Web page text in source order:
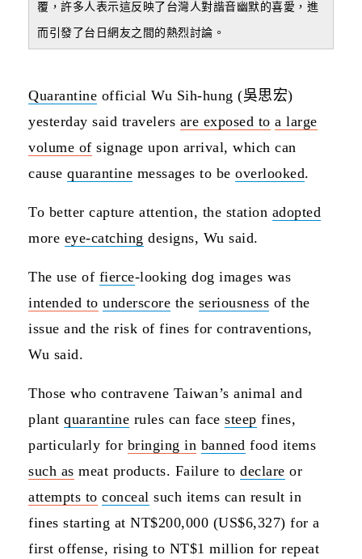
覆，許多人表示這反映了台灣人對諧音幽默的喜愛，進
而引發了台日網友之間的熱烈討論。
Quarantine official Wu Sih-hung (吳思宏)
yesterday said travelers are exposed to a large
volume of signage upon arrival, which can
cause quarantine messages to be overlooked.
To better capture attention, the station adopted
more eye-catching designs, Wu said.
The use of fierce-looking dog images was
intended to underscore the seriousness of the
issue and the risk of fines for contraventions,
Wu said.
Those who contravene Taiwan’s animal and
plant quarantine rules can face steep fines,
particularly for bringing in banned food items
such as meat products. Failure to declare or
attempts to conceal such items can result in
fines starting at NT$200,000 (US$6,327) for a
first offense, rising to NT$1 million for repeat